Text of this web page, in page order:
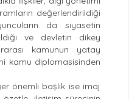
değerlendirildiği
da siyasetin
ve devletin dikey
kamunun yatay
kamu diplomasisinden
önemli başlık ise imaj